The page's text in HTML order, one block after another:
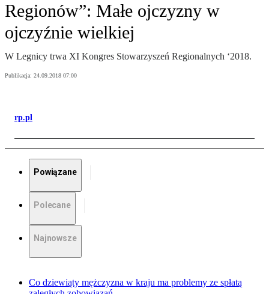
Regionów”: Małe ojczyzny w
ojczyźnie wielkiej
W Legnicy trwa XI Kongres Stowarzyszeń Regionalnych ‘2018.
Publikacja: 24.09.2018 07:00
rp.pl
Powiązane
Polecane
Najnowsze
Co dziewiąty mężczyzna w kraju ma problemy ze spłatą